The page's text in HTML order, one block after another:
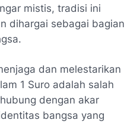
mistis, tradisi ini
dihargai sebagai bagian
dan melestarikan
1 Suro adalah salah
dengan akar
bangsa yang